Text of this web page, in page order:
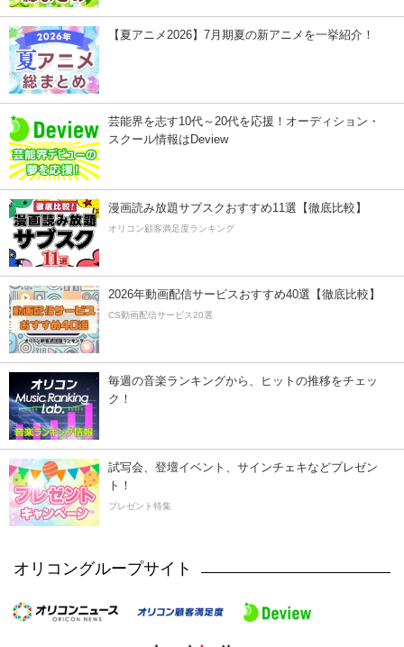
【夏アニメ2026】7月期夏の新アニメを一挙紹介！
芸能界を志す10代～20代を応援！オーディション・
スクール情報はDeview
漫画読み放題サブスクおすすめ11選【徹底比較】
オリコン顧客満足度ランキング
2026年動画配信サービスおすすめ40選【徹底比較】
CS動画配信サービス20選
毎週の音楽ランキングから、ヒットの推移をチェッ
ク！
試写会、登壇イベント、サインチェキなどプレゼン
ト！
プレゼント特集
オリコングループサイト